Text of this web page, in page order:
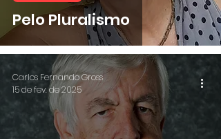
Pelo Pluralismo
Carlos Fernando Gross
15 de fev. de 2025